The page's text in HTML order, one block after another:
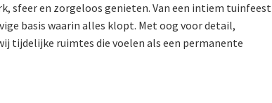
sfeer en zorgeloos genieten. Van een intiem tuinfeest
basis waarin alles klopt. Met oog voor detail,
tijdelijke ruimtes die voelen als een permanente